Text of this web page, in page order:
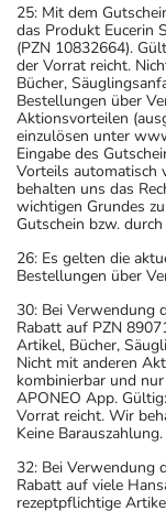
25: Mit dem
das Produkt Eucerin
(PZN 10832664).
der Vorrat reicht.
Bücher,
Bestellungen über
Aktionsvorteilen
einzulösen unter
Eingabe des
Vorteils automatisch
behalten uns das
wichtigen Grundes
Gutschein bzw.
26: Es gelten die
Bestellungen über
30: Bei Verwendung
Rabatt auf PZN
Artikel, Bücher,
Nicht mit anderen
kombinierbar und
APONEO App.
Vorrat reicht. Wir
Keine Barauszahlung.
32: Bei Verwendung
Rabatt auf viele
rezeptpflichtige